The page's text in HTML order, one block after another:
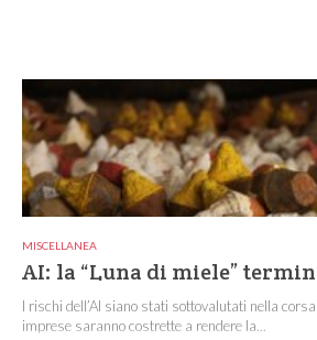
MISCELLANEA
AI: la “Luna di miele”
I rischi dell’AI siano stati sottovalutati nella corsa
imprese saranno costrette a rendere la...